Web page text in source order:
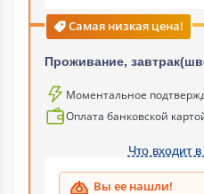
Самая низкая цена!
Проживание,
Моментальное
Оплата банковской
Что входит
Вы ее нашли!